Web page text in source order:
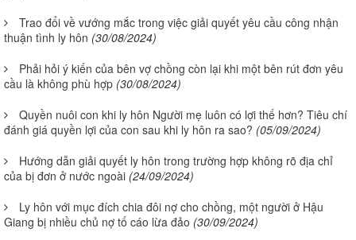
Trao đổi về vướng mắc trong việc giải quyết yêu cầu công nhận
thuận tình ly hôn (30/08/2024)
Phải hỏi ý kiến của bên vợ chồng còn lại khi một bên rút đơn yêu
cầu là không phù hợp (30/08/2024)
Quyền nuôi con khi ly hôn Người mẹ luôn có lợi thế hơn? Tiêu chí
đánh giá quyền lợi của con sau khi ly hôn ra sao? (05/09/2024)
Hướng dẫn giải quyết ly hôn trong trường hợp không rõ địa chỉ
của bị đơn ở nước ngoài (24/09/2024)
Ly hôn với mục đích chia đôi nợ cho chồng, một người ở Hậu
Giang bị nhiều chủ nợ tố cáo lừa đảo (30/09/2024)